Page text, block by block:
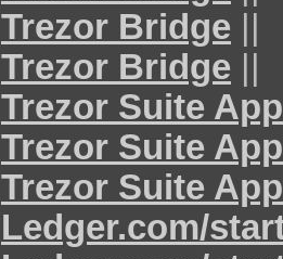
Trezor Bridge ||
Trezor Bridge ||
Trezor Suite App
Trezor Suite App
Trezor Suite App
Ledger.com/